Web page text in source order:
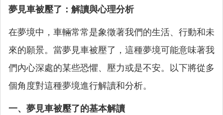
夢見車被壓了：解讀與心理分析
在夢境中，車輛常常是象徵著我們的生活、行動和未
來的願景。當夢見車被壓了，這種夢境可能意味著我
們內心深處的某些恐懼、壓力或是不安。以下將從多
個角度對這種夢境進行解讀和分析。
一、夢見車被壓了的基本解讀